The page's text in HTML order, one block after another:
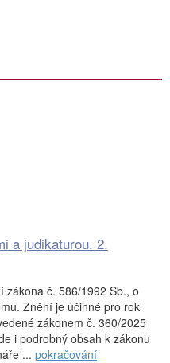
a judikaturou. 2.
zákona č. 586/1992 Sb., o
Znění je účinné pro rok
zákonem č. 360/2025
i podrobný obsah k zákonu
... pokračování